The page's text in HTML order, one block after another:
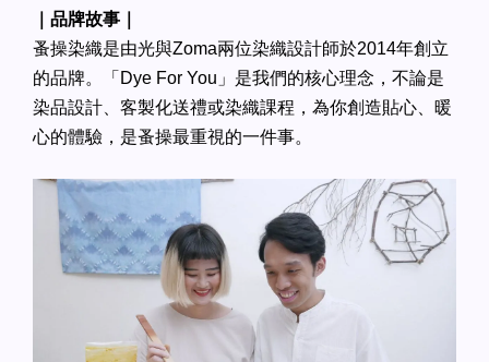
｜品牌故事｜
蚤操染織是由光與Zoma兩位染織設計師於2014年創立
的品牌。「Dye For You」是我們的核心理念，不論是
染品設計、客製化送禮或染織課程，為你創造貼心、暖
心的體驗，是蚤操最重視的一件事。